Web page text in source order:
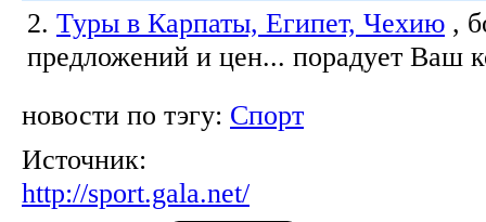
2. Туры в Карпаты, Египет, Чехию ,
предложений и цен... порадует Ваш
новости по тэгу: Спорт
Источник:
http://sport.gala.net/